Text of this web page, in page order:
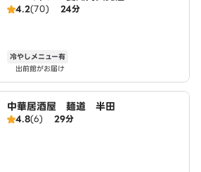
4.2(70) 24分
冷やしメニュー有
出前館がお届け
中華居酒屋 麺道 半田
4.8(6) 29分